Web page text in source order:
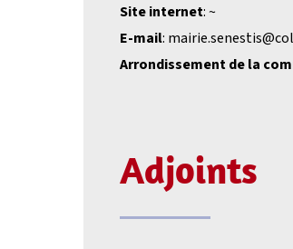
Site internet: ~
E-mail:
Arrondissement de la
Adjoints